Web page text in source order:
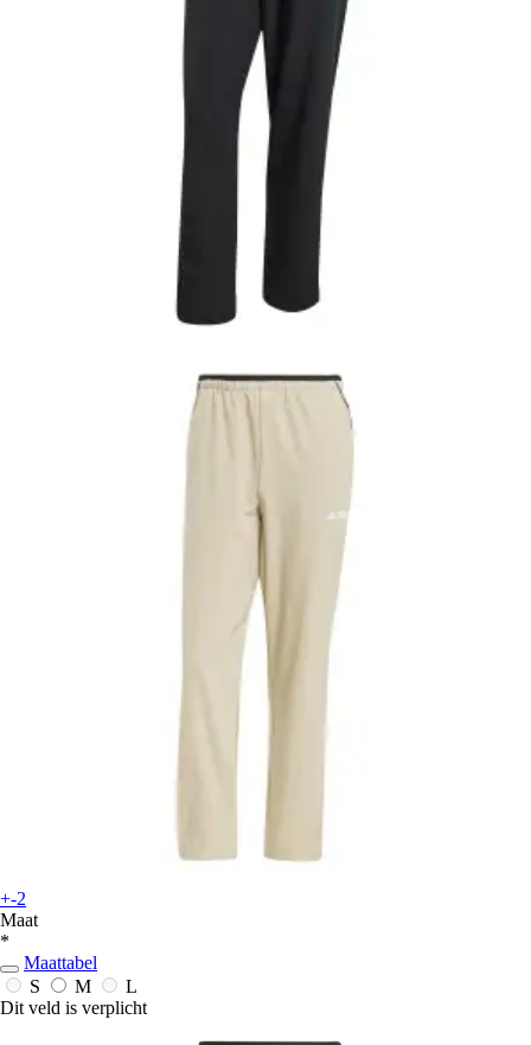
+-2
Maat
*
Maattabel
S
M
L
Dit veld is verplicht